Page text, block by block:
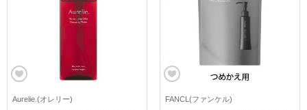
Aurelie.(オレリー) FANCL(ファンケル)